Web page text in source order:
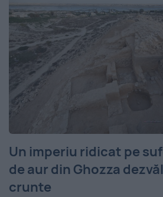
Un imperiu ridicat pe
de aur din Ghozza
crunte